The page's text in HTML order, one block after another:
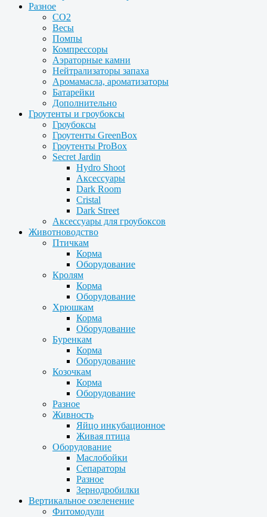
Разное
CO2
Весы
Помпы
Компрессоры
Аэраторные камни
Нейтрализаторы запаха
Аромамасла, ароматизаторы
Батарейки
Дополнительно
Гроутенты и гроубоксы
Гроубоксы
Гроутенты GreenBox
Гроутенты ProBox
Secret Jardin
Hydro Shoot
Аксессуары
Dark Room
Cristal
Dark Street
Аксессуары для гроубоксов
Животноводство
Птичкам
Корма
Оборудование
Кролям
Корма
Оборудование
Хрюшкам
Корма
Оборудование
Буренкам
Корма
Оборудование
Козочкам
Корма
Оборудование
Разное
Живность
Яйцо инкубационное
Живая птица
Оборудование
Маслобойки
Сепараторы
Разное
Зернодробилки
Вертикальное озеленение
Фитомодули